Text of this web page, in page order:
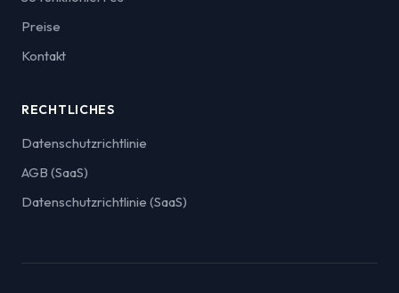
Preise
Kontakt
RECHTLICHES
Datenschutzrichtlinie
AGB (SaaS)
Datenschutzrichtlinie (SaaS)